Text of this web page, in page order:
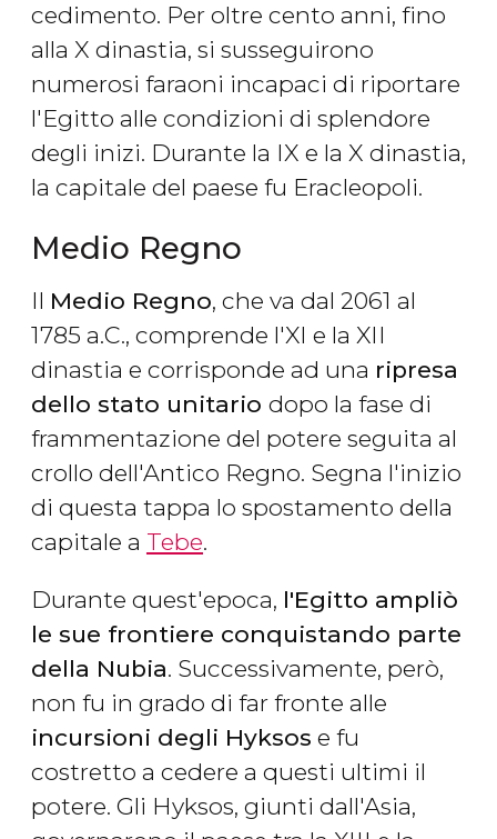
cedimento. Per oltre cento anni, fino
alla X dinastia, si susseguirono
numerosi faraoni incapaci di riportare
l'Egitto alle condizioni di splendore
degli inizi. Durante la IX e la X dinastia,
la capitale del paese fu Eracleopoli.
Medio Regno
Il Medio Regno, che va dal 2061 al
1785 a.C., comprende l'XI e la XII
dinastia e corrisponde ad una ripresa
dello stato unitario dopo la fase di
frammentazione del potere seguita al
crollo dell'Antico Regno. Segna l'inizio
di questa tappa lo spostamento della
capitale a Tebe.
Durante quest'epoca, l'Egitto ampliò
le sue frontiere conquistando parte
della Nubia. Successivamente, però,
non fu in grado di far fronte alle
incursioni degli Hyksos e fu
costretto a cedere a questi ultimi il
potere. Gli Hyksos, giunti dall'Asia,